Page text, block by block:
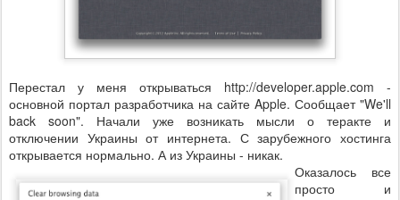
Перестал у меня открываться http://developer.apple.com -
основной портал разработчика на сайте Apple. Сообщает "We'll
back soon". Начали уже возникать мысли о теракте и
отключении Украины от интернета. С зарубежного хостинга
открывается нормально. А из Украины - никак.
Оказалось все
просто и